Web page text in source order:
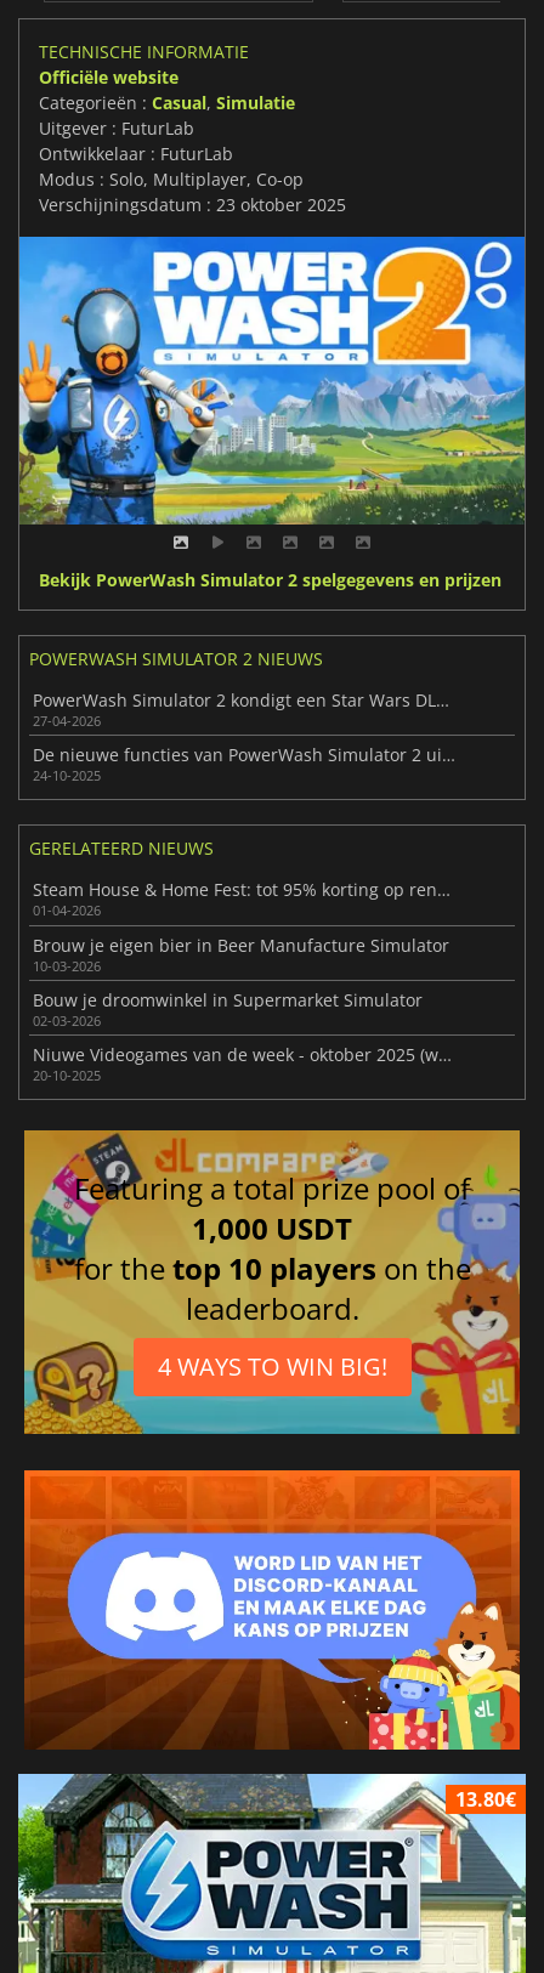
TECHNISCHE INFORMATIE
Officiële website
Categorieën : Casual, Simulatie
Uitgever : FuturLab
Ontwikkelaar : FuturLab
Modus : Solo, Multiplayer, Co-op
Verschijningsdatum : 23 oktober 2025
Bekijk PowerWash Simulator 2 spelgegevens en prijzen
POWERWASH SIMULATOR 2 NIEUWS
PowerWash Simulator 2 kondigt een Star Wars DLC aan
27-04-2026
De nieuwe functies van PowerWash Simulator 2 uitpakken
24-10-2025
GERELATEERD NIEUWS
Steam House & Home Fest: tot 95% korting op renovatiespellen
01-04-2026
Brouw je eigen bier in Beer Manufacture Simulator
10-03-2026
Bouw je droomwinkel in Supermarket Simulator
02-03-2026
Niuwe Videogames van de week - oktober 2025 (week 43)
20-10-2025
Featuring a total prize pool of
1,000 USDT
for thetop 10 players on the
leaderboard.
4 WAYS TO WIN BIG!
13.80€